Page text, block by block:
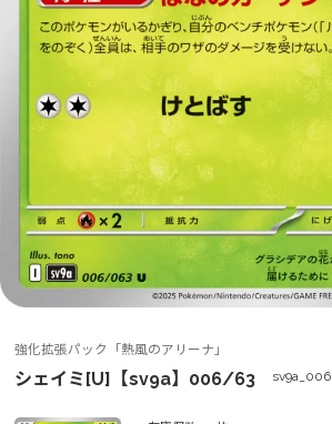
強化拡張パック「熱風のアリーナ」
シェイミ[U]【sv9a】006/63 sv9a_006